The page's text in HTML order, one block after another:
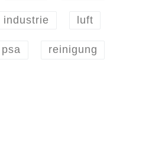
industrie luft
psa reinigung